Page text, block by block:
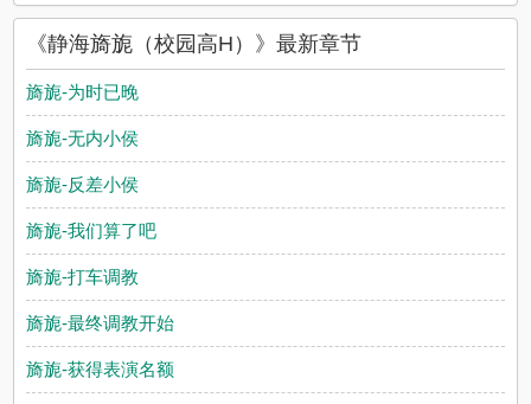
实时更新静海旖旎（校园高H）最新章节并且提供无弹窗阅读，书
友所发表的静海旖旎（校园高H）评论，并不代表耽美小说赞同或
者支持静海旖旎（校园高H）读者的观点。
《静海旖旎（校园高H）》最新章节
旖旎-为时已晚
旖旎-无内小侯
旖旎-反差小侯
旖旎-我们算了吧
旖旎-打车调教
旖旎-最终调教开始
旖旎-获得表演名额